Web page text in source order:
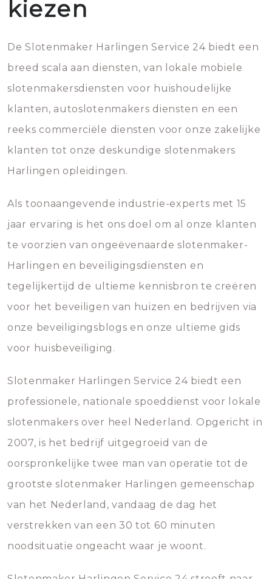
kiezen
De Slotenmaker Harlingen Service 24 biedt een
breed scala aan diensten, van lokale mobiele
slotenmakersdiensten voor huishoudelijke
klanten, autoslotenmakers diensten en een
reeks commerciële diensten voor onze zakelijke
klanten tot onze deskundige slotenmakers
Harlingen opleidingen.
Als toonaangevende industrie-experts met 15
jaar ervaring is het ons doel om al onze klanten
te voorzien van ongeëvenaarde slotenmaker-
Harlingen en beveiligingsdiensten en
tegelijkertijd de ultieme kennisbron te creëren
voor het beveiligen van huizen en bedrijven via
onze beveiligingsblogs en onze ultieme gids
voor huisbeveiliging.
Slotenmaker Harlingen Service 24 biedt een
professionele, nationale spoeddienst voor lokale
slotenmakers over heel Nederland. Opgericht in
2007, is het bedrijf uitgegroeid van de
oorspronkelijke twee man van operatie tot de
grootste slotenmaker Harlingen gemeenschap
van het Nederland, vandaag de dag het
verstrekken van een 30 tot 60 minuten
noodsituatie ongeacht waar je woont.